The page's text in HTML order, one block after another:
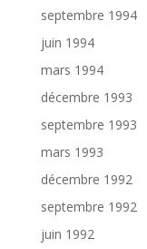
septembre 1994
juin 1994
mars 1994
décembre 1993
septembre 1993
mars 1993
décembre 1992
septembre 1992
juin 1992